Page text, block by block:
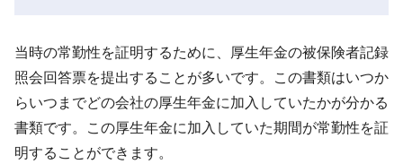
当時の常勤性を証明するために、厚生年金の被保険者記録
照会回答票を提出することが多いです。この書類はいつか
らいつまでどの会社の厚生年金に加入していたかが分かる
書類です。この厚生年金に加入していた期間が常勤性を証
明することができます。